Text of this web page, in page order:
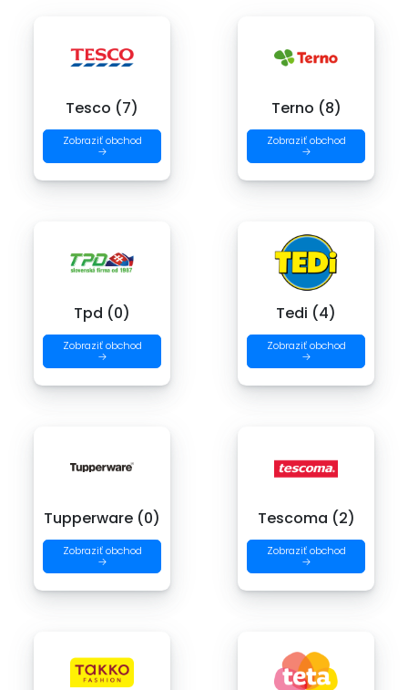
Tesco (7)
Zobraziť obchod
→
Terno (8)
Zobraziť obchod
→
Tpd (0)
Zobraziť obchod
→
Tedi (4)
Zobraziť obchod
→
Tupperware (0)
Zobraziť obchod
→
Tescoma (2)
Zobraziť obchod
→